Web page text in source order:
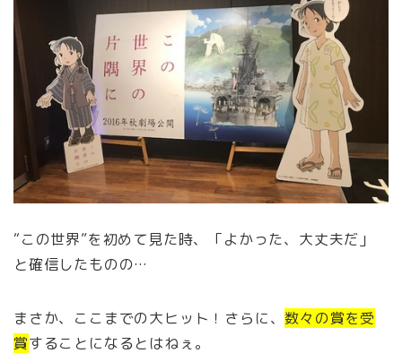
“この世界”を初めて見た時、「よかった、大丈夫だ」
と確信したものの…
まさか、ここまでの大ヒット！さらに、 数々の賞を受
賞することになるとはねぇ。